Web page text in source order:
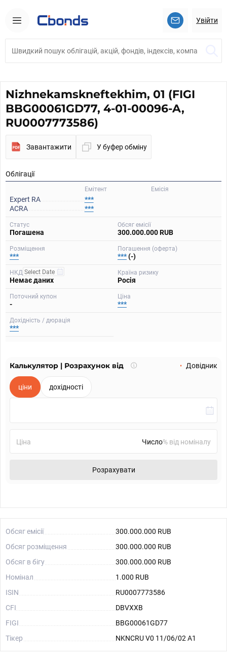
Увійти
Nizhnekamskneftekhim, 01 (FIGI
BBG00061GD77, 4-01-00096-A,
RU0007773586)
Завантажити У буфер обміну
Облігації
Емісія
Емітент
Expert RA
***
ACRA
***
Статус
Погашена
Обсяг емісії
300.000.000 RUB
Розміщення
***
Погашення (оферта)
***(-)
НКД
Немає даних
Країна ризику
Росія
Поточний купон
-
Ціна
***
Дохідність / дюрація
***
Калькулятор | Розрахунок від
Що
Довідник
ціни дохідності
Ціна % від номіналу
Розрахувати
Обсяг емісії
300.000.000 RUB
Обсяг розміщення
300.000.000 RUB
Обсяг в бігу
300.000.000 RUB
Номінал
1.000 RUB
ISIN
RU0007773586
CFI
DBVXXB
FIGI
BBG00061GD77
Тікер
NKNCRU V0 11/06/02 A1